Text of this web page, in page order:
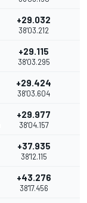
+29.032
38'03.212
+29.115
38'03.295
+29.424
38'03.604
+29.977
38'04.157
+37.935
38'12.115
+43.276
38'17.456